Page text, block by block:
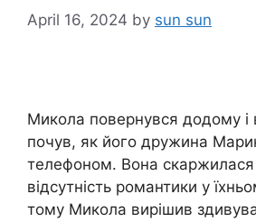
April 16, 2024 by sun sun
Микола повернувся додому і
почув, як його дружина
телефоном. Вона
відсутність романтики у
тому Микола вирішив